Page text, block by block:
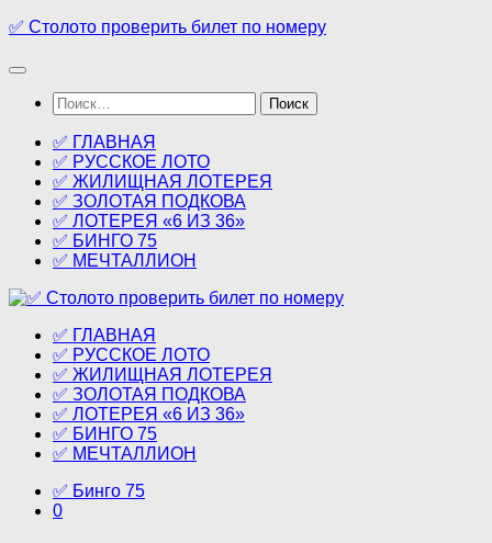
Перейти
содержимому
✅ Столото проверить билет по номеру
Найти:
✅ ГЛАВНАЯ
✅ РУССКОЕ ЛОТО
✅ ЖИЛИЩНАЯ ЛОТЕРЕЯ
✅ ЗОЛОТАЯ ПОДКОВА
✅ ЛОТЕРЕЯ «6 ИЗ 36»
✅ БИНГО 75
✅ МЕЧТАЛЛИОН
✅ ГЛАВНАЯ
✅ РУССКОЕ ЛОТО
✅ ЖИЛИЩНАЯ ЛОТЕРЕЯ
✅ ЗОЛОТАЯ ПОДКОВА
✅ ЛОТЕРЕЯ «6 ИЗ 36»
✅ БИНГО 75
✅ МЕЧТАЛЛИОН
✅ Бинго 75
0